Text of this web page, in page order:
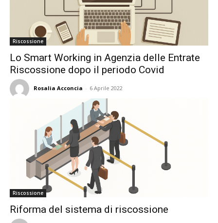
Riscossione
Lo Smart Working in Agenzia delle Entrate
Riscossione dopo il periodo Covid
Rosalia Acconcia - 6 Aprile 2022
Riscossione
Riforma del sistema di riscossione